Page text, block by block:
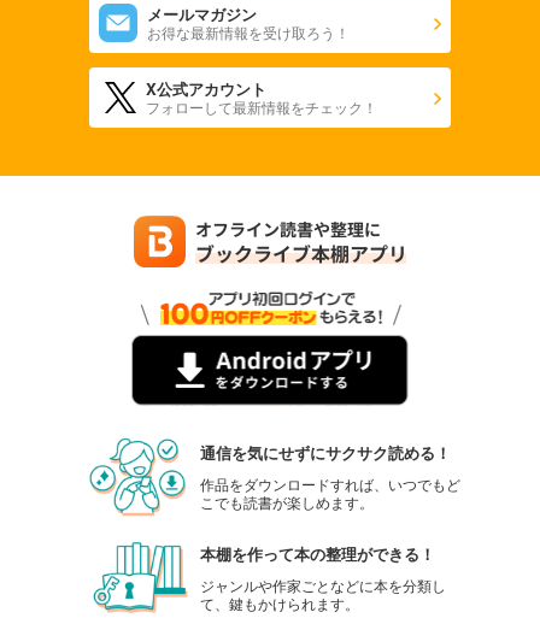
メールマガジン
お得な最新情報を受け取ろう！
X公式アカウント
フォローして最新情報をチェック！
通信を気にせずにサクサク読める！
作品をダウンロードすれば、いつでもど
こでも読書が楽しめます。
本棚を作って本の整理ができる！
ジャンルや作家ごとなどに本を分類し
て、鍵もかけられます。